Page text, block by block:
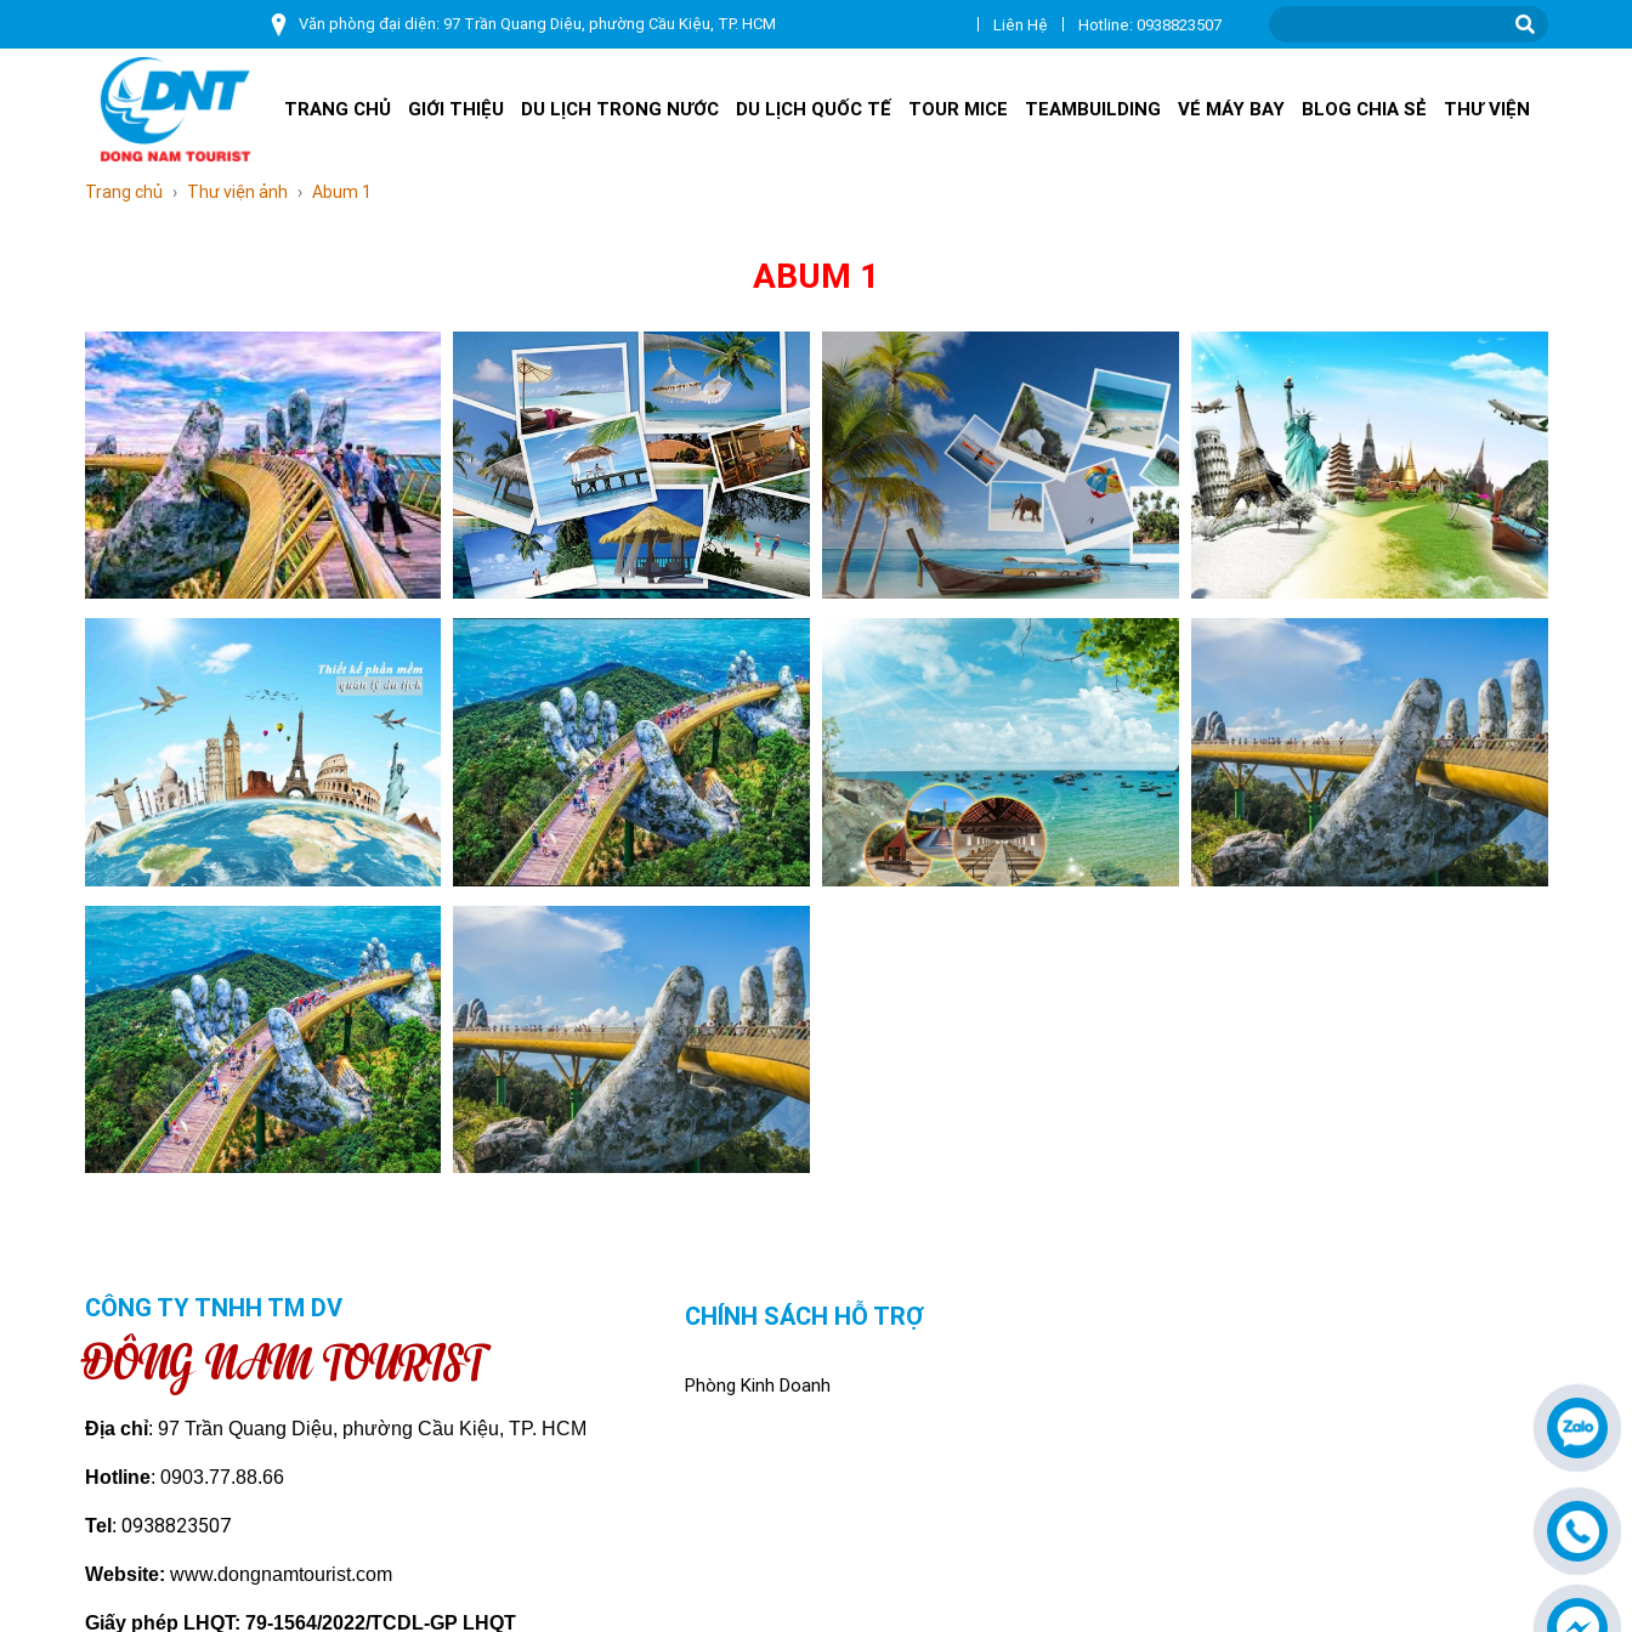
Văn phòng đại diện: 97 Trần Quang Diệu, phường Cầu Kiệu, TP. HCM Liên Hệ Hotline: 0938823507
TRANG CHỦ GIỚI THIỆU DU LỊCH TRONG NƯỚC DU LỊCH QUỐC TẾ TOUR MICE TEAMBUILDING VÉ MÁY BAY BLOG CHIA SẺ THƯ VIỆN
Trang chủ Thư viện ảnh Abum 1
ABUM 1
CÔNG TY TNHH TM DV
ĐÔNG NAM TOURIST
Địa chỉ: 97 Trần Quang Diệu, phường Cầu Kiệu, TP. HCM
Hotline: 0903.77.88.66
Tel : 0938823507
Website: www.dongnamtourist.com
Giấy phép LHQT: 79-1564/2022/TCDL-GP LHQT
CHÍNH SÁCH HỖ TRỢ
Phòng Kinh Doanh